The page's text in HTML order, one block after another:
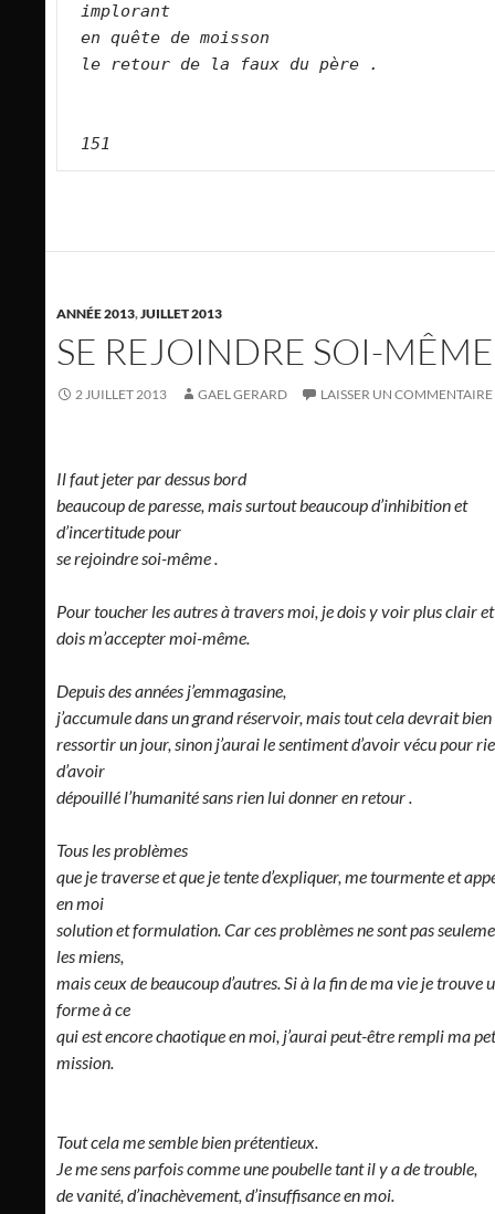
implorant
en quête de moisson
le retour de la faux du père .
151
ANNÉE 2013,JUILLET 2013
SE REJOINDRE SOI-MÊME
2 JUILLET 2013 GAEL GERARD LAISSER UN COMMENTAIRE
Il faut jeter par dessus bord
beaucoup de paresse, mais surtout beaucoup d’inhibition et
d’incertitude pour
se rejoindre soi-même .
Pour toucher les autres à travers moi, je dois y voir plus clair
dois m’accepter moi-même.
Depuis des années j’emmagasine,
j’accumule dans un grand réservoir, mais tout cela devrait bien
ressortir un jour, sinon j’aurai le sentiment d’avoir vécu pour
d’avoir
dépouillé l’humanité sans rien lui donner en retour .
Tous les problèmes
que je traverse et que je tente d’expliquer, me tourmente et
en moi
solution et formulation. Car ces problèmes ne sont pas
les miens,
mais ceux de beaucoup d’autres. Si à la fin de ma vie je trouve
forme à ce
qui est encore chaotique en moi, j’aurai peut-être rempli ma
mission.
Tout cela me semble bien prétentieux.
Je me sens parfois comme une poubelle tant il y a de trouble,
de vanité, d’inachèvement, d’insuffisance en moi.